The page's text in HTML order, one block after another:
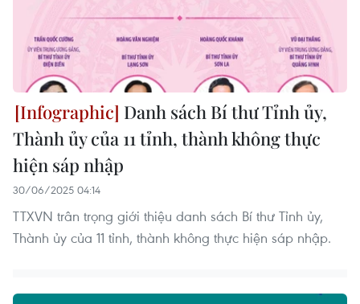
Danh sách Bí thư Tỉnh ủy,
Thành ủy của 11 tỉnh, thành không thực
hiện sáp nhập
30/06/2025 04:14
TTXVN trân trọng giới thiệu danh sách Bí thư Tỉnh ủy,
Thành ủy của 11 tỉnh, thành không thực hiện sáp nhập.